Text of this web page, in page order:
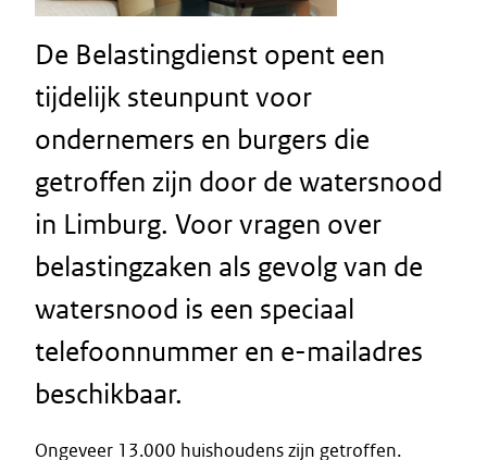
De Belastingdienst opent een
tijdelijk steunpunt voor
ondernemers en burgers die
getroffen zijn door de watersnood
in Limburg. Voor vragen over
belastingzaken als gevolg van de
watersnood is een speciaal
telefoonnummer en e-mailadres
beschikbaar.
Ongeveer 13.000 huishoudens zijn getroffen.